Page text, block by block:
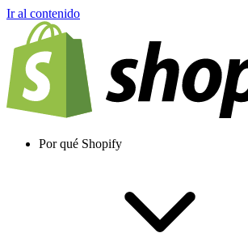
Ir al contenido
Por qué Shopify